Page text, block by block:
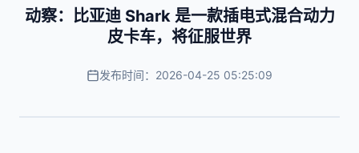
动察：比亚迪 Shark 是一款插电式混合动力
皮卡车，将征服世界
发布时间：2026-04-25 05:25:09